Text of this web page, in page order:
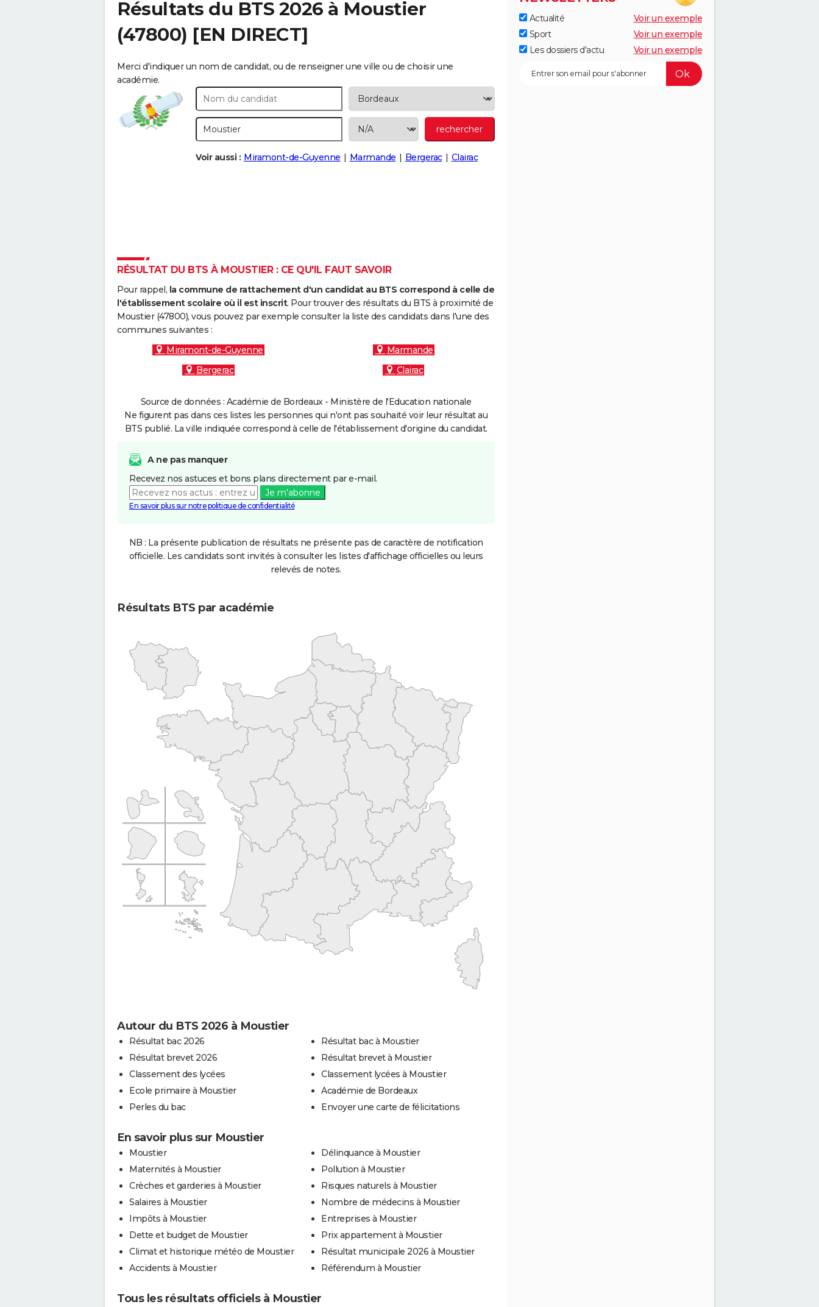
Résultats du BTS 2026 à Moustier
(47800) [EN DIRECT]
Merci d'indiquer un nom de candidat, ou de renseigner une ville ou de choisir une
académie.
Voir aussi : Miramont-de-Guyenne Marmande Bergerac Clairac
RÉSULTAT DU BTS À MOUSTIER : CE QU'IL FAUT SAVOIR
Pour rappel, la commune de rattachement d'un candidat au BTS correspond à celle de
l'établissement scolaire où il est inscrit. Pour trouver des résultats du BTS à proximité de
Moustier (47800), vous pouvez par exemple consulter la liste des candidats dans l'une des
communes suivantes :
Miramont-de-Guyenne
Marmande
Bergerac
Clairac
Source de données : Académie de Bordeaux - Ministère de l'Education nationale
Ne figurent pas dans ces listes les personnes qui n'ont pas souhaité voir leur résultat au
BTS publié. La ville indiquée correspond à celle de l'établissement d'origine du candidat.
A ne pas manquer
Recevez nos astuces et bons plans directement par e-mail.
Je m'abonne
En savoir plus sur notre politique de confidentialité
NB : La présente publication de résultats ne présente pas de caractère de notification
officielle. Les candidats sont invités à consulter les listes d'affichage officielles ou leurs
relevés de notes.
Résultats BTS par académie
Autour du BTS 2026 à Moustier
Résultat bac 2026
Résultat brevet 2026
Classement des lycées
Ecole primaire à Moustier
Perles du bac
Résultat bac à Moustier
Résultat brevet à Moustier
Classement lycées à Moustier
Académie de Bordeaux
Envoyer une carte de félicitations
En savoir plus sur Moustier
Moustier
Maternités à Moustier
Crèches et garderies à Moustier
Salaires à Moustier
Impôts à Moustier
Dette et budget de Moustier
Climat et historique météo de Moustier
Accidents à Moustier
Délinquance à Moustier
Pollution à Moustier
Risques naturels à Moustier
Nombre de médecins à Moustier
Entreprises à Moustier
Prix appartement à Moustier
Résultat municipale 2026 à Moustier
Référendum à Moustier
Tous les résultats officiels à Moustier
Actualité
Voir un exemple
Sport
Voir un exemple
Les dossiers d'actu
Voir un exemple